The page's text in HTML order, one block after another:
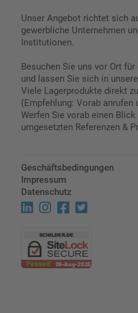
Unser Angebot richtet sich
gewerbliche Unternehmen
Institutionen.
Besuchen Sie uns vor Ort
und lassen Sie sich in
Viele Lagerprodukte direkt
(Empfehlung: Vorab anrufen
Werfen Sie vorab einen
umgesetzten Referenzen &
Geschäftsbedingungen
Impressum
Datenschutz